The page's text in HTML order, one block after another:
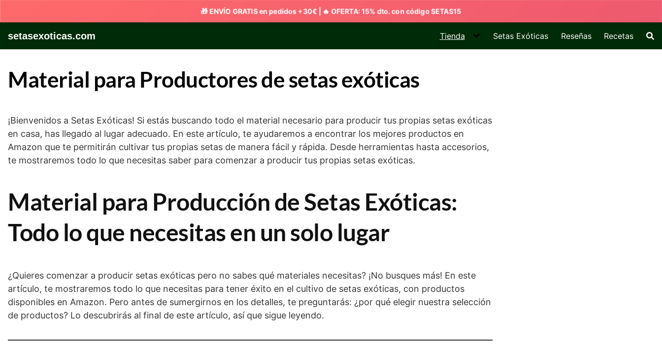
content
setasexoticas.com Tienda Setas Exóticas Reseñas Recetas
Material para Productores de setas exóticas
¡Bienvenidos a Setas Exóticas! Si estás buscando todo el material necesario para producir tus propias setas exóticas
en casa, has llegado al lugar adecuado. En este artículo, te ayudaremos a encontrar los mejores productos en
Amazon que te permitirán cultivar tus propias setas de manera fácil y rápida. Desde herramientas hasta accesorios,
te mostraremos todo lo que necesitas saber para comenzar a producir tus propias setas exóticas.
Material para Producción de Setas Exóticas:
Todo lo que necesitas en un solo lugar
¿Quieres comenzar a producir setas exóticas pero no sabes qué materiales necesitas? ¡No busques más! En este
artículo, te mostraremos todo lo que necesitas para tener éxito en el cultivo de setas exóticas, con productos
disponibles en Amazon. Pero antes de sumergirnos en los detalles, te preguntarás: ¿por qué elegir nuestra selección
de productos? Lo descubrirás al final de este artículo, así que sigue leyendo.